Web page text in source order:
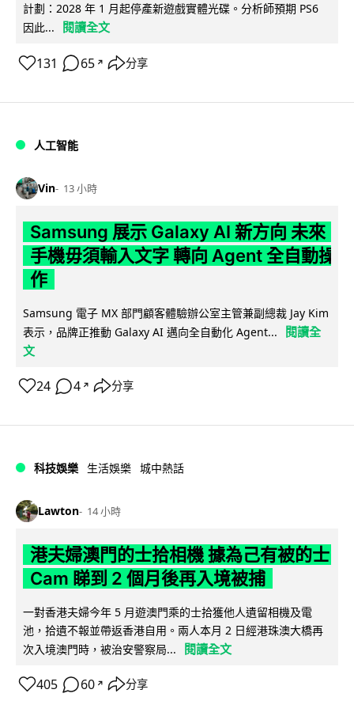
計劃：2028 年 1 月起停產新遊戲實體光碟。分析師預期 PS6
因此...
閱讀全文
131 65 ↗ 分享
人工智能
Vin 13 小時
Samsung 展示 Galaxy AI 新方向 未來
手機毋須輸入文字 轉向 Agent 全自動操
作
Samsung 電子 MX 部門顧客體驗辦公室主管兼副總裁 Jay Kim
表示，品牌正推動 Galaxy AI 邁向全自動化 Agent...
閱讀全
文
24 4 ↗ 分享
科技娛樂 生活娛樂 城中熱話
Lawton 14 小時
港夫婦澳門的士拾相機 據為己有被的士
Cam 睇到 2 個月後再入境被捕
一對香港夫婦今年 5 月遊澳門乘的士拾獲他人遺留相機及電
池，拾遺不報並帶返香港自用。兩人本月 2 日經港珠澳大橋再
次入境澳門時，被治安警察局...
閱讀全文
405 60 ↗ 分享